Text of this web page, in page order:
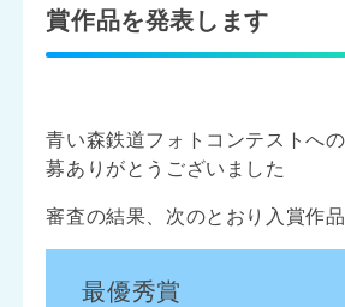
賞作品を発表します
青い森鉄道フォトコンテストへ
募ありがとうございました
審査の結果、次のとおり入賞作
最優秀賞